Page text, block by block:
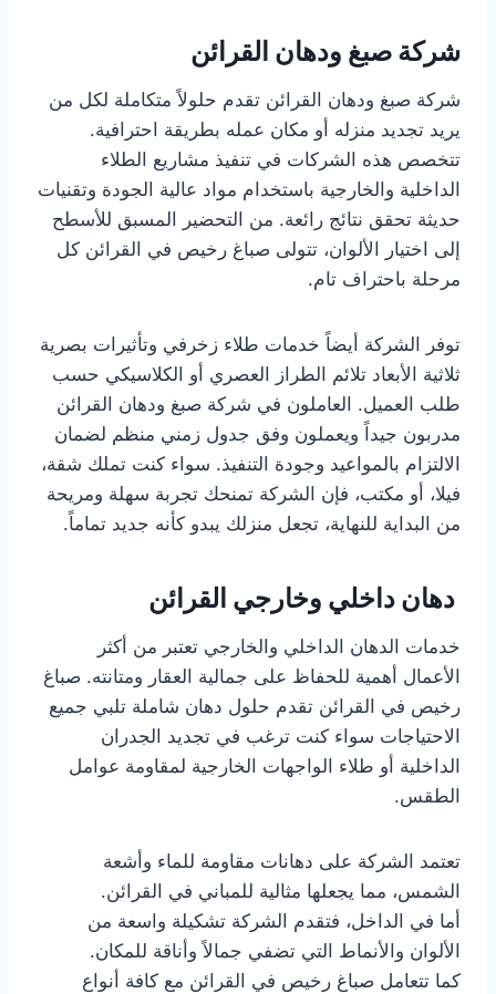
شركة صبغ ودهان القرائن
شركة صبغ ودهان القرائن تقدم حلولاً متكاملة لكل من
يريد تجديد منزله أو مكان عمله بطريقة احترافية.
تتخصص هذه الشركات في تنفيذ مشاريع الطلاء
الداخلية والخارجية باستخدام مواد عالية الجودة وتقنيات
حديثة تحقق نتائج رائعة. من التحضير المسبق للأسطح
إلى اختيار الألوان، تتولى صباغ رخيص في القرائن كل
مرحلة باحتراف تام.
توفر الشركة أيضاً خدمات طلاء زخرفي وتأثيرات بصرية
ثلاثية الأبعاد تلائم الطراز العصري أو الكلاسيكي حسب
طلب العميل. العاملون في شركة صبغ ودهان القرائن
مدربون جيداً ويعملون وفق جدول زمني منظم لضمان
الالتزام بالمواعيد وجودة التنفيذ. سواء كنت تملك شقة،
فيلا، أو مكتب، فإن الشركة تمنحك تجربة سهلة ومريحة
من البداية للنهاية، تجعل منزلك يبدو كأنه جديد تماماً.
دهان داخلي وخارجي القرائن
خدمات الدهان الداخلي والخارجي تعتبر من أكثر
الأعمال أهمية للحفاظ على جمالية العقار ومتانته. صباغ
رخيص في القرائن تقدم حلول دهان شاملة تلبي جميع
الاحتياجات سواء كنت ترغب في تجديد الجدران
الداخلية أو طلاء الواجهات الخارجية لمقاومة عوامل
الطقس.
تعتمد الشركة على دهانات مقاومة للماء وأشعة
الشمس، مما يجعلها مثالية للمباني في القرائن.
أما في الداخل، فتقدم الشركة تشكيلة واسعة من
الألوان والأنماط التي تضفي جمالاً وأناقة للمكان.
كما تتعامل صباغ رخيص في القرائن مع كافة أنواع